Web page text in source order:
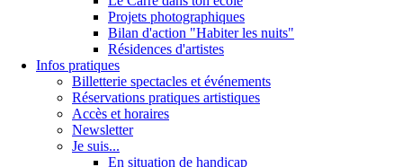
Projets photographiques
Bilan d'action "Habiter les nuits"
Résidences d'artistes
Infos pratiques
Billetterie spectacles et événements
Réservations pratiques artistiques
Accès et horaires
Newsletter
Je suis...
En situation de handicap